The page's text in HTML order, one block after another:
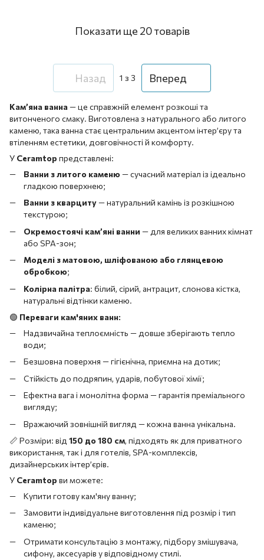
Показати ще 20 товарів
Назад 1 з 3 Вперед
Кам’яна ванна— це справжній елемент розкоші та
витонченого смаку. Виготовлена з натурального або литого
каменю, така ванна стає центральним акцентом інтер’єру та
втіленням естетики, довговічності й комфорту.
У Ceramtop представлені:
Ванни з литого каменю — сучасний матеріал із ідеально
гладкою поверхнею;
Ванни з кварциту— натуральний камінь із розкішною
текстурою;
Окремостоячі кам’яні ванни — для великих ванних кімнат
або SPA-зон;
Моделі з матовою, шліфованою або глянцевою
обробкою;
Колірна палітра: білий, сірий, антрацит, слонова кістка,
натуральні відтінки каменю.
🟢 Переваги кам'яних ванн:
Надзвичайна теплоємність — довше зберігають тепло
води;
Безшовна поверхня — гігієнічна, приємна на дотик;
Стійкість до подряпин, ударів, побутової хімії;
Ефектна вага і монолітна форма — гарантія преміального
вигляду;
Вражаючий зовнішній вигляд — кожна ванна унікальна.
📏 Розміри: від 150 до 180 см, підходять як для приватного
використання, так і для готелів, SPA-комплексів,
дизайнерських інтер’єрів.
У Ceramtop ви можете:
Купити готову кам'яну ванну;
Замовити індивідуальне виготовлення під розмір і тип
каменю;
Отримати консультацію з монтажу, підбору змішувача,
сифону, аксесуарів у відповідному стилі.